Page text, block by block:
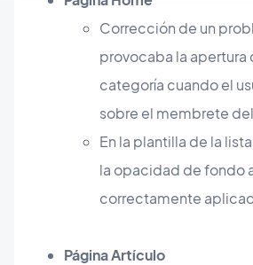
Corrección de un
provocaba la apertura
categoría cuando el
sobre el membrete
En la plantilla de la
la opacidad de fondo
correctamente
Página Artículo